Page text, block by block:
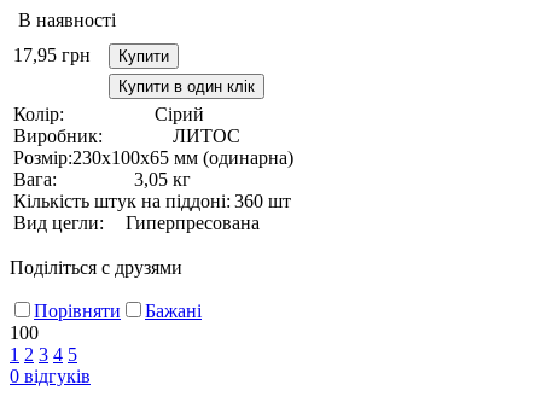
В наявності
17,95 грн
Купити
Купити в один клік
Колір:
Сірий
Виробник:
ЛИТОС
Розмір:230х100х65 мм (одинарна)
Вага:
3,05 кг
Кількість штук на піддоні: 360 шт
Вид цегли:
Гиперпресована
Поділіться с друзями
Порівняти
Бажані
100
1 2 3 4 5
0 відгуків